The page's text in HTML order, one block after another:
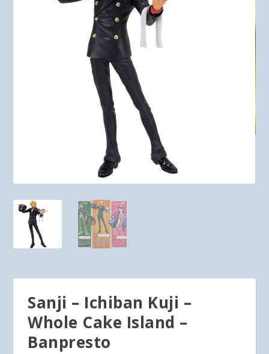
Sanji – Ichiban Kuji –
Whole Cake Island –
Banpresto